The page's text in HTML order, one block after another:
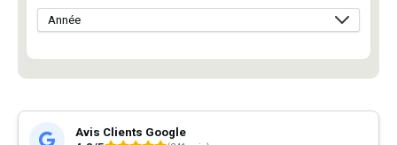
Avis Clients Google